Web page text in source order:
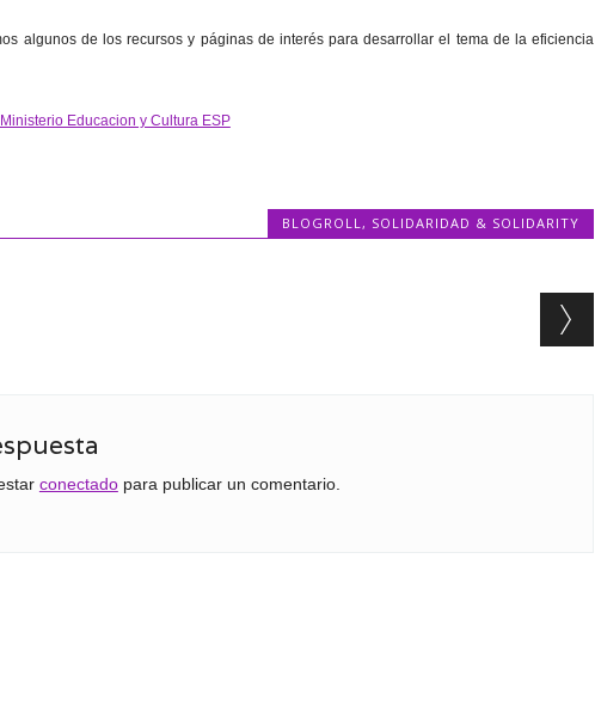
algunos de los recursos y páginas de interés para desarrollar el tema de la eficiencia
Educacion y Cultura ESP
BLOGROLL, SOLIDARIDAD & SOLIDARITY
conectadopara publicar un comentario.